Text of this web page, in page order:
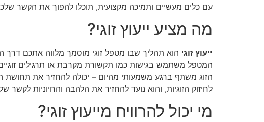
עם כלים מעשיים ותמיכה מקצועית, תוכלו להפוך את הקשר
מה מציע ייעוץ זוגי?
ייעוץ זוגי הוא תהליך שבו מטפל זוגי מוסמך מלווה אתכם דרך
המטפל משתמש בגישות כמו תקשורת מקרבת או תרגילים
הזוג משתף ברגע משמעותי מהיום – יכולה להחזיר את
לחיזוק הזוגיות, והוא נועד להחזיר את הלהבה והחיוניות לקשר
מי יכול להרוויח מייעוץ זוגי?